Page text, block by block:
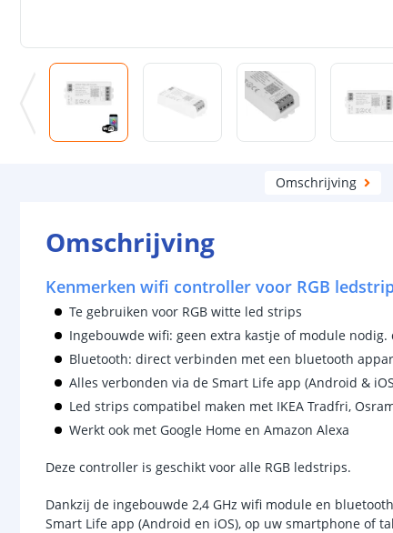
Omschrijving
Omschrijving
Kenmerken wifi controller voor RGB
Te gebruiken voor RGB witte led strips
Ingebouwde wifi: geen extra kastje of module
Bluetooth: direct verbinden met een bluetooth
Alles verbonden via de Smart Life app (Android &
Led strips compatibel maken met IKEA Tradfri,
Werkt ook met Google Home en Amazon Alexa
Deze controller is geschikt voor alle RGB ledstrips.
Dankzij de ingebouwde 2,4 GHz wifi module en
Smart Life app (Android en iOS), op uw smartphone of